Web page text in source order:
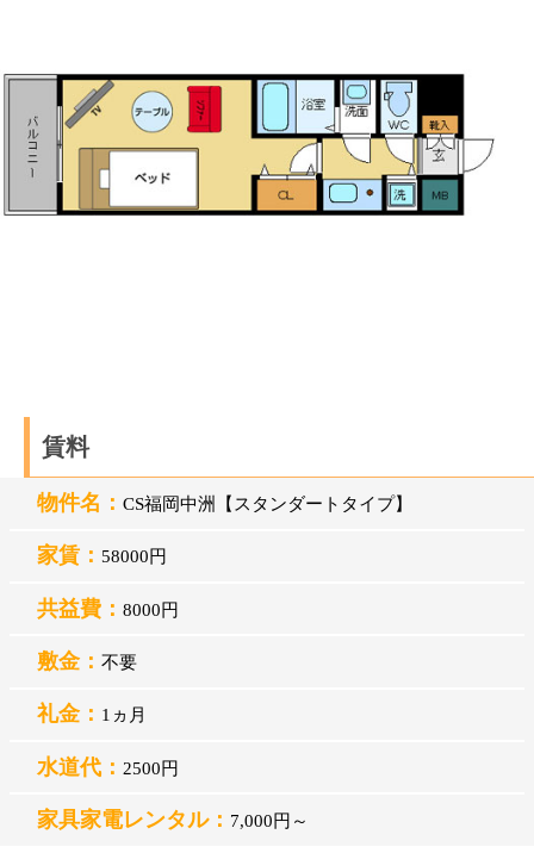
賃料
物件名： CS福岡中洲【スタンダートタイプ】
家賃： 58000円
共益費： 8000円
敷金： 不要
礼金： 1ヵ月
水道代： 2500円
家具家電レンタル： 7,000円～